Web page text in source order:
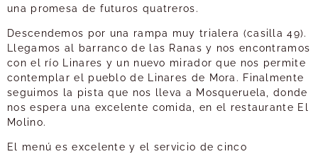
una promesa de futuros quatreros.
Descendemos por una rampa muy trialera (casilla 49).
Llegamos al barranco de las Ranas y nos encontramos
con el río Linares y un nuevo mirador que nos permite
contemplar el pueblo de Linares de Mora. Finalmente
seguimos la pista que nos lleva a Mosqueruela, donde
nos espera una excelente comida, en el restaurante El
Molino.
El menú es excelente y el servicio de cinco